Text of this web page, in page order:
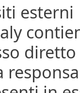
esterni